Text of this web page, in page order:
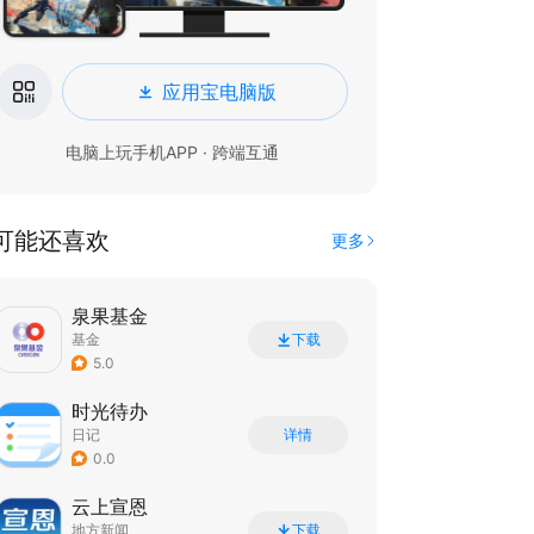
应用宝电脑版
电脑上玩手机APP · 跨端互通
能还喜欢 更多
泉果基金
基金
5.0
下载
时光待办
日记
0.0
详情
云上宣恩
地方新闻 下载